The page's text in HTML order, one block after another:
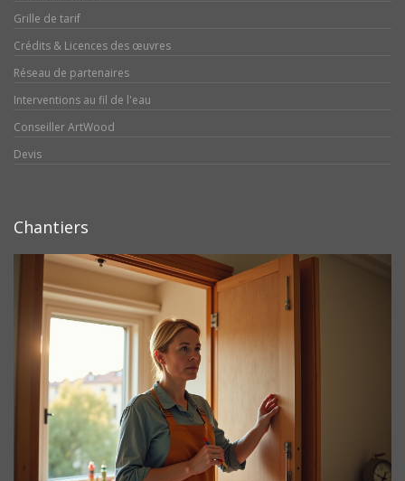
Grille de tarif
Crédits & Licences des œuvres
Réseau de partenaires
Interventions au fil de l'eau
Conseiller ArtWood
Devis
Chantiers